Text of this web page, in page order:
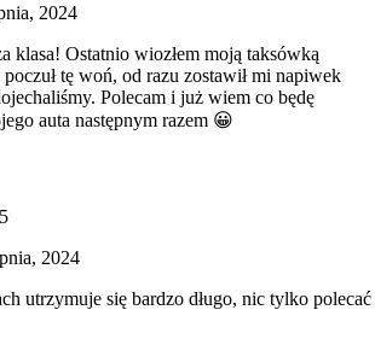
2024
klasa! Ostatnio wiozłem moją taksówką
poczuł tę woń, od razu zostawił mi napiwek
Polecam i już wiem co będę
auta następnym razem 😀
2024
utrzymuje się bardzo długo, nic tylko polecać